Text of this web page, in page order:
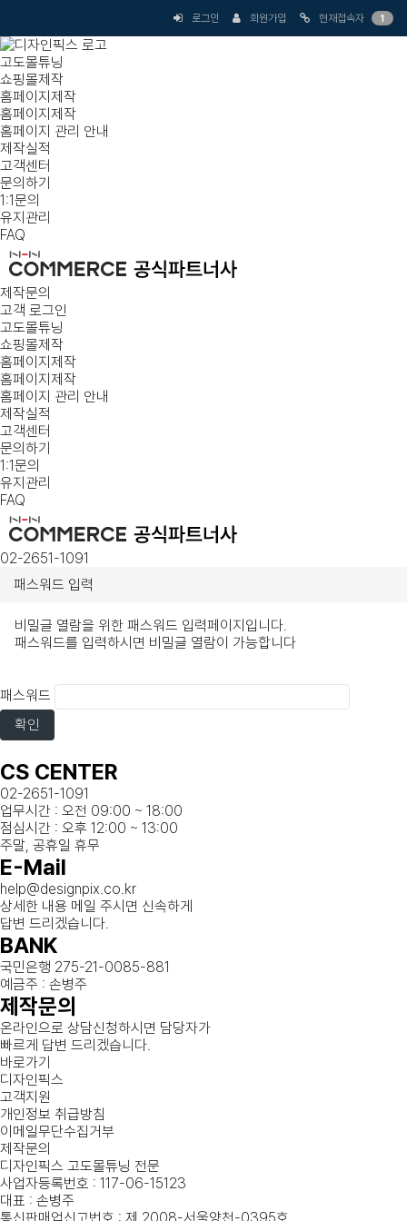
로그인 회원가입 현재접속자 1
고도몰튜닝
쇼핑몰제작
홈페이지제작
홈페이지제작
홈페이지 관리 안내
제작실적
고객센터
문의하기
1:1문의
유지관리
FAQ
제작문의
고객 로그인
고도몰튜닝
쇼핑몰제작
홈페이지제작
홈페이지제작
홈페이지 관리 안내
제작실적
고객센터
문의하기
1:1문의
유지관리
FAQ
02-2651-1091
패스워드 입력
비밀글 열람을 위한 패스워드 입력페이지입니다.
패스워드를 입력하시면 비밀글 열람이 가능합니다
패스워드
확인
CS CENTER
02-2651-1091
업무시간 : 오전 09:00 ~ 18:00
점심시간 : 오후 12:00 ~ 13:00
주말, 공휴일 휴무
E-Mail
help@designpix.co.kr
상세한 내용 메일 주시면 신속하게
답변 드리겠습니다.
BANK
국민은행 275-21-0085-881
예금주 : 손병주
제작문의
온라인으로 상담신청하시면 담당자가
빠르게 답변 드리겠습니다.
바로가기
디자인픽스
고객지원
개인정보 취급방침
이메일무단수집거부
제작문의
디자인픽스 고도몰튜닝 전문
사업자등록번호 : 117-06-15123
대표 : 손병주